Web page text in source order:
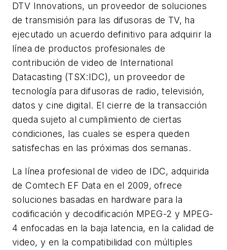
DTV Innovations, un proveedor de soluciones
de transmisión para las difusoras de TV, ha
ejecutado un acuerdo definitivo para adquirir la
línea de productos profesionales de
contribución de video de International
Datacasting (TSX:IDC), un proveedor de
tecnología para difusoras de radio, televisión,
datos y cine digital. El cierre de la transacción
queda sujeto al cumplimiento de ciertas
condiciones, las cuales se espera queden
satisfechas en las próximas dos semanas.
La línea profesional de video de IDC, adquirida
de Comtech EF Data en el 2009, ofrece
soluciones basadas en hardware para la
codificación y decodificación MPEG-2 y MPEG-
4 enfocadas en la baja latencia, en la calidad de
video, y en la compatibilidad con múltiples